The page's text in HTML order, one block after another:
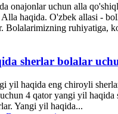
onajonlar uchun alla
haqida. O'zbek allasi -
Bolalarimizning ruhiyatiga,
sherlar bolalar
yil haqida eng chiroyli
4 qator yangi yil haqida
Yangi yil haqida...